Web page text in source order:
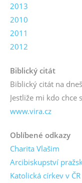
2013
2010
2011
2012
Biblický citát
Biblický citát na
Jestliže mi kdo chce
www.vira.cz
Oblíbené odkazy
Charita Vlašim
Arcibiskupství
Katolická církev v ČR